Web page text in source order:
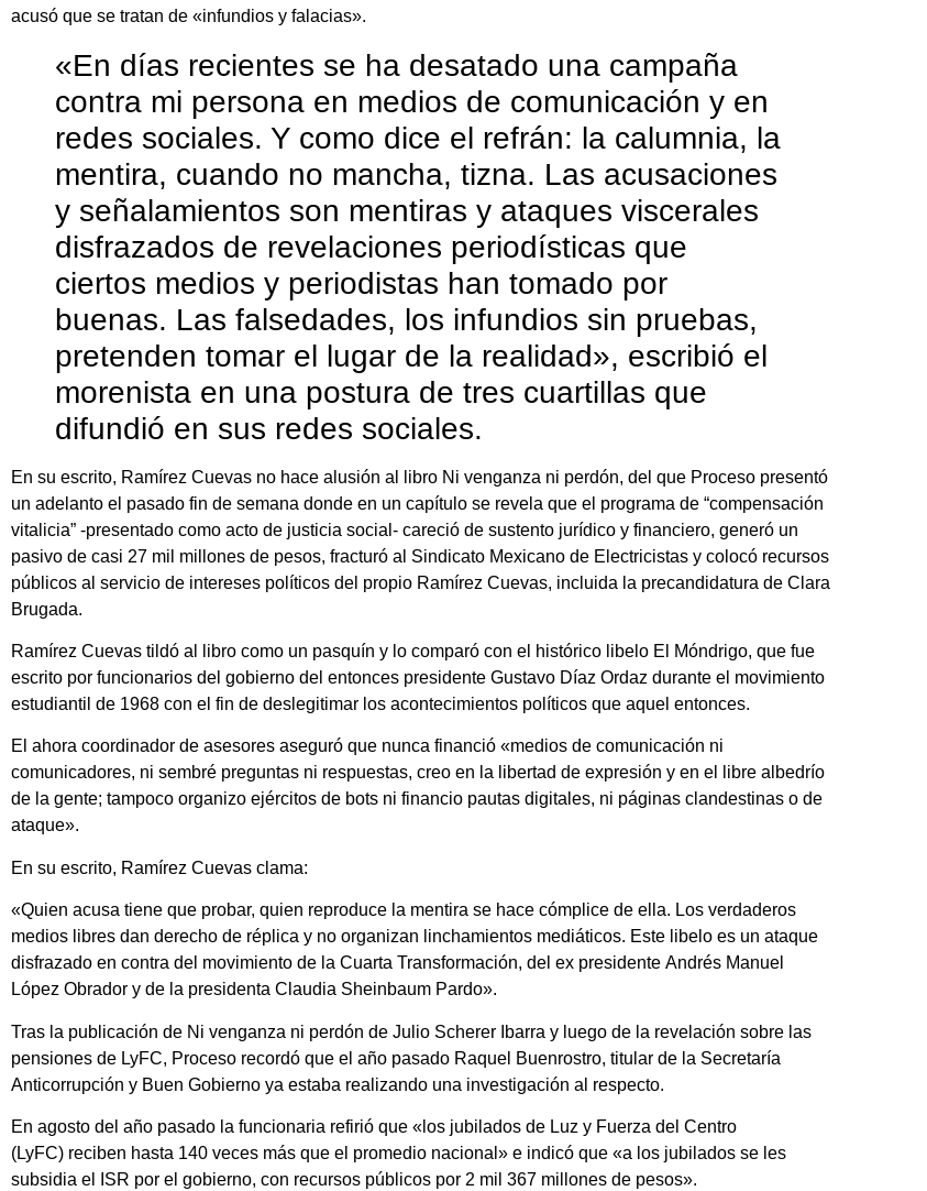
acusó que se tratan de «infundios y falacias».
«En días recientes se ha desatado una campaña
contra mi persona en medios de comunicación y en
redes sociales. Y como dice el refrán: la calumnia, la
mentira, cuando no mancha, tizna. Las acusaciones
y señalamientos son mentiras y ataques viscerales
disfrazados de revelaciones periodísticas que
ciertos medios y periodistas han tomado por
buenas. Las falsedades, los infundios sin pruebas,
pretenden tomar el lugar de la realidad», escribió el
morenista en una postura de tres cuartillas que
difundió en sus redes sociales.
En su escrito, Ramírez Cuevas no hace alusión al libro Ni venganza ni perdón, del que Proceso presentó
un adelanto el pasado fin de semana donde en un capítulo se revela que el programa de “compensación
vitalicia” -presentado como acto de justicia social- careció de sustento jurídico y financiero, generó un
pasivo de casi 27 mil millones de pesos, fracturó al Sindicato Mexicano de Electricistas y colocó recursos
públicos al servicio de intereses políticos del propio Ramírez Cuevas, incluida la precandidatura de Clara
Brugada.
Ramírez Cuevas tildó al libro como un pasquín y lo comparó con el histórico libelo El Móndrigo, que fue
escrito por funcionarios del gobierno del entonces presidente Gustavo Díaz Ordaz durante el movimiento
estudiantil de 1968 con el fin de deslegitimar los acontecimientos políticos que aquel entonces.
El ahora coordinador de asesores aseguró que nunca financió «medios de comunicación ni
comunicadores, ni sembré preguntas ni respuestas, creo en la libertad de expresión y en el libre albedrío
de la gente; tampoco organizo ejércitos de bots ni financio pautas digitales, ni páginas clandestinas o de
ataque».
En su escrito, Ramírez Cuevas clama:
«Quien acusa tiene que probar, quien reproduce la mentira se hace cómplice de ella. Los verdaderos
medios libres dan derecho de réplica y no organizan linchamientos mediáticos. Este libelo es un ataque
disfrazado en contra del movimiento de la Cuarta Transformación, del ex presidente Andrés Manuel
López Obrador y de la presidenta Claudia Sheinbaum Pardo».
Tras la publicación de Ni venganza ni perdón de Julio Scherer Ibarra y luego de la revelación sobre las
pensiones de LyFC, Proceso recordó que el año pasado Raquel Buenrostro, titular de la Secretaría
Anticorrupción y Buen Gobierno ya estaba realizando una investigación al respecto.
En agosto del año pasado la funcionaria refirió que «los jubilados de Luz y Fuerza del Centro
(LyFC) reciben hasta 140 veces más que el promedio nacional» e indicó que «a los jubilados se les
subsidia el ISR por el gobierno, con recursos públicos por 2 mil 367 millones de pesos».